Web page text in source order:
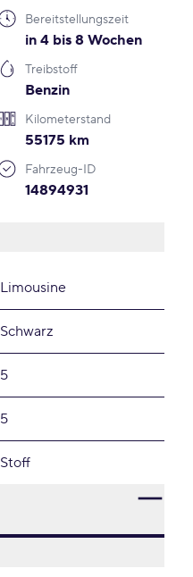
Bereitstellungszeit
in 4 bis 8 Wochen
Treibstoff
Benzin
Kilometerstand
55175 km
Fahrzeug-ID
14894931
Limousine
Schwarz
5
5
Stoff